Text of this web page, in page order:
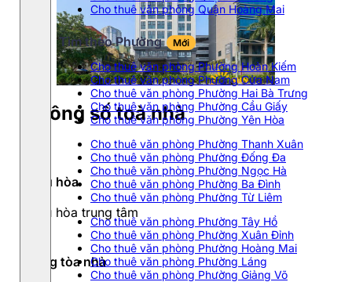
Cho thuê văn phòng Quận Hoàng Mai
Tìm theo Phường Mới
Cho thuê văn phòng Phường Hoàn Kiếm
Cho thuê văn phòng Phường Cửa Nam
Cho thuê văn phòng Phường Hai Bà Trưng
Cho thuê văn phòng Phường Cầu Giấy
Cho thuê văn phòng Phường Yên Hòa
Cho thuê văn phòng Phường Thanh Xuân
Cho thuê văn phòng Phường Đống Đa
Cho thuê văn phòng Phường Ngọc Hà
Cho thuê văn phòng Phường Ba Đình
Cho thuê văn phòng Phường Từ Liêm
Cho thuê văn phòng Phường Tây Hồ
Cho thuê văn phòng Phường Xuân Đỉnh
Cho thuê văn phòng Phường Hoàng Mai
Cho thuê văn phòng Phường Láng
Cho thuê văn phòng Phường Giảng Võ
Thông số toà nhà
Điều hòa
Điều hòa trung tâm
Hạng tòa nhà